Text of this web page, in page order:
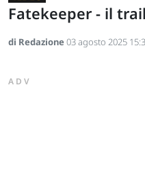
Fatekeeper - il
di Redazione03 agosto 2025
ADV